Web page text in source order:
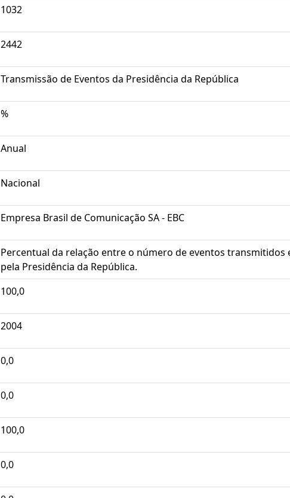
1032
2442
Transmissão de Eventos da Presidência da República
%
Anual
Nacional
Empresa Brasil de Comunicação SA - EBC
Percentual da relação entre o número de eventos
pela Presidência da República.
100,0
2004
0,0
0,0
100,0
0,0